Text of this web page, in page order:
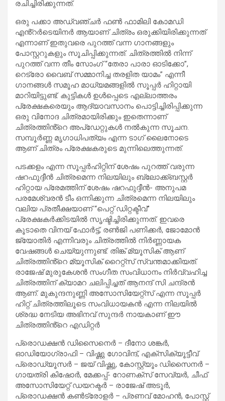
രചിച്ചിരിക്കുന്നത്.
ഒരു പക്കാ അഡ്വഞ്ചർ ഫൺ ഫാമിലി കോമഡി
എൻ്റർടെയിനർ ആയാണ് ചിത്രം ഒരുക്കിയിരിക്കുന്നത്
എന്നാണ് ഇതുവരെ പുറത്ത് വന്ന ഗാനങ്ങളും
പോസ്റ്ററുകളും സൂചിപ്പിക്കുന്നത്. ചിത്രത്തിൽ നിന്ന്
പുറത്ത് വന്ന തീം സോംഗ് “തേരാ പാരാ ഓടിക്കോ”,
റെട്രോ വൈബ് സമ്മാനിച്ച തരളിത യാമം” എന്നീ
ഗാനങ്ങൾ സമൂഹ മാധ്യമങ്ങളിൽ സൂപ്പർ ഹിറ്റായി
മാറിയിട്ടുണ്ട്. കുട്ടികൾ ഉൾപ്പെടെ എല്ലാത്തരം
പ്രേക്ഷകരെയും ആദ്യാവസാനം പൊട്ടിച്ചിരിപ്പിക്കുന്ന
ഒരു വിനോദ ചിത്രമായിരിക്കും ഇതെന്നാണ്
ചിത്രത്തിൻ്റെ അപ്ഡേറ്റുകൾ നൽകുന്ന സൂചന.
സമ്പൂർണ്ണ മൃഗാധിപത്യം എന്ന ടാഗ് ലൈനോടെ
ആണ് ചിത്രം പ്രേക്ഷകരുടെ മുന്നിലെത്തുന്നത്.
പടക്കളം എന്ന സൂപ്പർഹിറ്റിന് ശേഷം പുറത്ത് വരുന്ന
ഷറഫുദ്ദീൻ ചിത്രമെന്ന നിലയിലും ബ്ലോക്ക്ബസ്റ്റർ
ഹിറ്റായ പ്രേമത്തിന് ശേഷം ഷറഫുദ്ദീൻ- അനുപമ
പരമേശ്വരൻ ടീം ഒന്നിക്കുന്ന ചിത്രമെന്ന നിലയിലും
വലിയ പ്രതീക്ഷയാണ് “പെറ്റ് ഡിറ്റക്ടീവ്”
പ്രേക്ഷകർക്കിടയിൽ സൃഷ്ടിച്ചിരിക്കുന്നത്. ഇവരെ
കൂടാതെ വിനയ് ഫോർട്ട്, രണ്‍ജി പണിക്കർ, ജോമോൻ
ജ്യോതിർ എന്നിവരും ചിത്രത്തിൽ നിർണ്ണായക
വേഷങ്ങൾ ചെയ്യുന്നുണ്ട്. തിങ്ക് മ്യൂസിക് ആണ്
ചിത്രത്തിൻ്റെ മ്യൂസിക് റൈറ്റ്സ് സ്വന്തമാക്കിയത്.
രാജേഷ് മുരുകേശൻ സംഗീത സംവിധാനം നിർവ്വഹിച്ച
ചിത്രത്തിന് ക്യാമറ ചലിപ്പിച്ചത് ആനന്ദ് സി ചന്ദ്രൻ
ആണ്. മുകുന്ദനുണ്ണി അസോസിയേറ്റ്സ് എന്ന സൂപ്പർ
ഹിറ്റ് ചിത്രത്തിലൂടെ സംവിധായകൻ എന്ന നിലയിൽ
ശ്രദ്ധ നേടിയ അഭിനവ് സുന്ദർ നായകാണ് ഈ
ചിത്രത്തിൻ്റെ എഡിറ്റർ
പ്രൊഡക്ഷൻ ഡിസൈനെർ – ദീനോ ശങ്കർ,
ഓഡിയോഗ്രാഫി – വിഷ്ണു ഗോവിന്ദ്, എക്സിക്യൂട്ടീവ്
പ്രൊഡ്യൂസർ – ജയ് വിഷ്ണു, കോസ്റ്റ്യൂം ഡിസൈനർ –
ഗായത്രി കിഷോർ, മേക്കപ്പ്- റോണക്സ് സേവ്യർ, ചീഫ്
അസോസിയേറ്റ് ഡയറക്ടർ – രാജേഷ് അടൂർ,
പ്രൊഡക്ഷൻ കൺട്രോളർ – പ്രണവ് മോഹൻ, പോസ്റ്റ്